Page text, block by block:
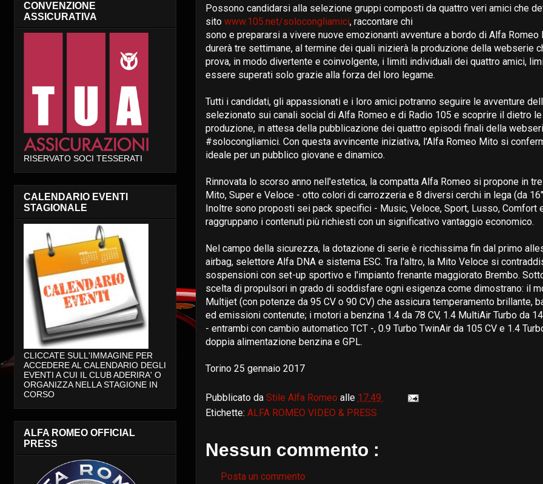
Possono candidarsi alla selezione gruppi composti da quattro veri amici che
sito www.105.net/solocongliamici, raccontare chi
sono e prepararsi a vivere nuove emozionanti avventure a bordo di Alfa
durerà tre settimane, al termine dei quali inizierà la produzione della webserie
prova, in modo divertente e coinvolgente, i limiti individuali dei quattro amici,
essere superati solo grazie alla forza del loro legame.
Tutti i candidati, gli appassionati e i loro amici potranno seguire le avventure
selezionato sui canali social di Alfa Romeo e di Radio 105 e scoprire il dietro
produzione, in attesa della pubblicazione dei quattro episodi finali della
#solocongliamici. Con questa avvincente iniziativa, l'Alfa Romeo Mito si
ideale per un pubblico giovane e dinamico.
Rinnovata lo scorso anno nell'estetica, la compatta Alfa Romeo si propone in
Mito, Super e Veloce - otto colori di carrozzeria e 8 diversi cerchi in lega (da
Inoltre sono proposti sei pack specifici - Music, Veloce, Sport, Lusso, Comfort
raggruppano i contenuti più richiesti con un significativo vantaggio economico.
Nel campo della sicurezza, la dotazione di serie è ricchissima fin dal primo
airbag, selettore Alfa DNA e sistema ESC. Tra l'altro, la Mito Veloce si
sospensioni con set-up sportivo e l'impianto frenante maggiorato Brembo.
scelta di propulsori in grado di soddisfare ogni esigenza come dimostrano: il
Multijet (con potenze da 95 CV o 90 CV) che assicura temperamento brillante,
ed emissioni contenute; i motori a benzina 1.4 da 78 CV, 1.4 MultiAir Turbo da
- entrambi con cambio automatico TCT -, 0.9 Turbo TwinAir da 105 CV e 1.4
doppia alimentazione benzina e GPL.
Torino 25 gennaio 2017
Pubblicato da Stile Alfa Romeo alle 17:49
Etichette: ALFA ROMEO VIDEO & PRESS
Nessun commento :
Posta un commento
CONVENZIONE
ASSICURATIVA
RISERVATO SOCI TESSERATI
CALENDARIO EVENTI
STAGIONALE
CLICCATE SULL'IMMAGINE PER
ACCEDERE AL CALENDARIO DEGLI
EVENTI A CUI IL CLUB ADERIRA' O
ORGANIZZA NELLA STAGIONE IN
CORSO
ALFA ROMEO OFFICIAL
PRESS